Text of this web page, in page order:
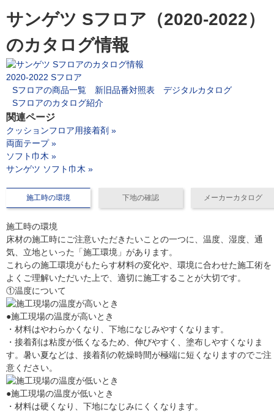
サンゲツ Sフロア（2020-2022）
のカタログ情報
2020-2022 Sフロア
Sフロアの商品一覧
新旧品番対照表
デジタルカタログ
Sフロアのカタログ紹介
関連ページ
クッションフロア用接着剤 »
両面テープ »
ソフト巾木 »
サンゲツ ソフト巾木 »
施工時の環境 下地の確認 メーカーカタログ
施工時の環境
床材の施工時にご注意いただきたいことの一つに、温度、湿度、通
気、立地といった「施工環境」があります。
これらの施工環境がもたらす材料の変化や、環境に合わせた施工術を
よくご理解いただいた上で、適切に施工することが大切です。
①温度について
●施工現場の温度が高いとき
・材料はやわらかくなり、下地になじみやすくなります。
・接着剤は粘度が低くなるため、伸びやすく、塗布しやすくなりま
す。暑い夏などは、接着剤の乾燥時間が極端に短くなりますのでご注
意ください。
●施工現場の温度が低いとき
・材料は硬くなり、下地になじみにくくなります。